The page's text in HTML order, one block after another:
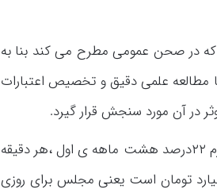
در صحن عمومی مطرح می کند بنا به
مطالعه علمی دقیق و تخصیص اعتبارات
در آن مورد سنجش قرار گیرد.
یافته های خبرگزاری ایسنا در سال ۹۷ نشان میدهد که بر اساس تورم ۲۲درصد هشت ماهه ی اول ،هر دقیقه
علنی مجلس ۲۱/۷میلیون تومان و هر ساعت آن ۱/۳میلیارد تومان است یعنی مجلس برای روزی